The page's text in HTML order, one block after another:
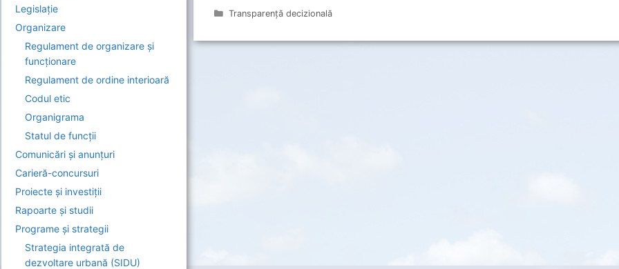
Categorii
Transparență decizională
Legislație
Organizare
Regulament de organizare și
funcționare
Regulament de ordine interioară
Codul etic
Organigrama
Statul de funcții
Comunicări și anunțuri
Carieră-concursuri
Proiecte și investiții
Rapoarte și studii
Programe și strategii
Strategia integrată de
dezvoltare urbană (SIDU)